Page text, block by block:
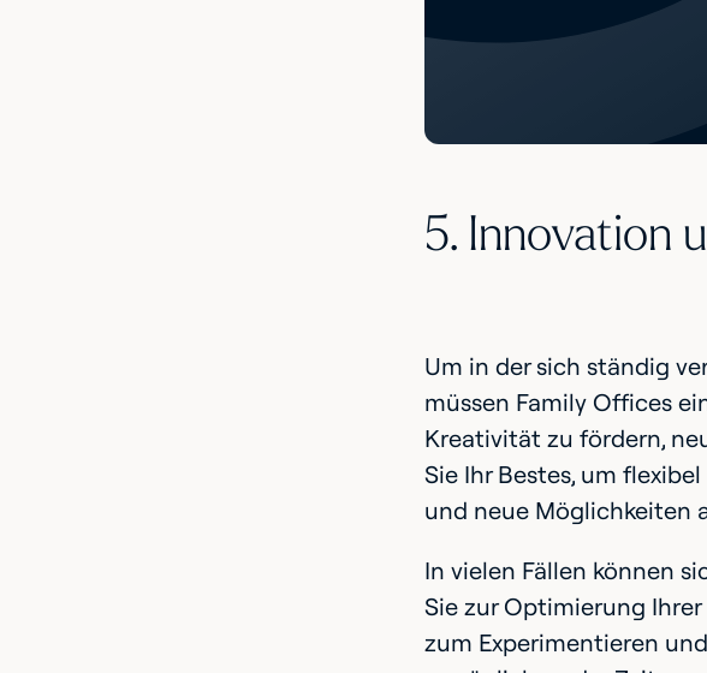
5. Innovation
Um in der sich ständig
müssen Family Offices
Kreativität zu fördern,
Sie Ihr Bestes, um
und neue Möglichkeiten
In vielen Fällen können
Sie zur Optimierung
zum Experimentieren